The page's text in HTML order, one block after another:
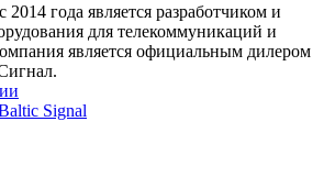
года является разработчиком и
для телекоммуникаций и
является официальным дилером
Signal